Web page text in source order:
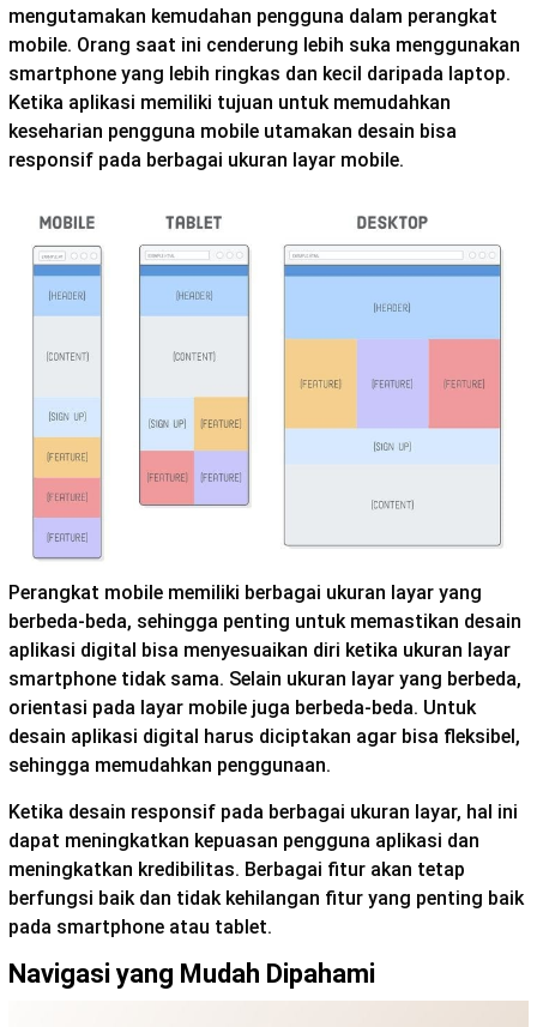
mengutamakan kemudahan pengguna dalam perangkat
mobile. Orang saat ini cenderung lebih suka menggunakan
smartphone yang lebih ringkas dan kecil daripada laptop.
Ketika aplikasi memiliki tujuan untuk memudahkan
keseharian pengguna mobile utamakan desain bisa
responsif pada berbagai ukuran layar mobile.
Perangkat mobile memiliki berbagai ukuran layar yang
berbeda-beda, sehingga penting untuk memastikan desain
aplikasi digital bisa menyesuaikan diri ketika ukuran layar
smartphone tidak sama. Selain ukuran layar yang berbeda,
orientasi pada layar mobile juga berbeda-beda. Untuk
desain aplikasi digital harus diciptakan agar bisa fleksibel,
sehingga memudahkan penggunaan.
Ketika desain responsif pada berbagai ukuran layar, hal ini
dapat meningkatkan kepuasan pengguna aplikasi dan
meningkatkan kredibilitas. Berbagai fitur akan tetap
berfungsi baik dan tidak kehilangan fitur yang penting baik
pada smartphone atau tablet.
Navigasi yang Mudah Dipahami